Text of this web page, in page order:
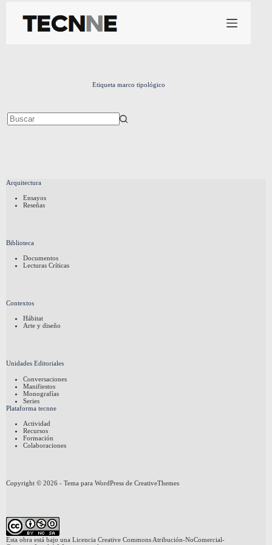
contenido
Etiqueta marco tipológico
Arquitectura
Ensayos
Reseñas
Biblioteca
Documentos
Lecturas Críticas
Contextos
Hábitat
Arte y diseño
Unidades Editoriales
Conversaciones
Manifiestos
Monografías
Series
Plataforma tecnne
Actividad
Recursos
Formación
Colaboraciones
Copyright © 2026 - Tema para WordPress de CreativeThemes
Esta obra está bajo una Licencia Creative Commons Atribución-NoComercial-